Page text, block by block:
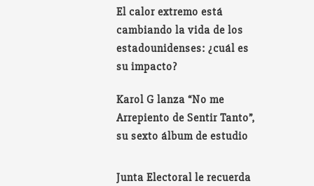
El calor extremo está
cambiando la vida de los
estadounidenses: ¿cuál es
su impacto?
Karol G lanza “No me
Arrepiento de Sentir Tanto”,
su sexto álbum de estudio
Junta Electoral le recuerda